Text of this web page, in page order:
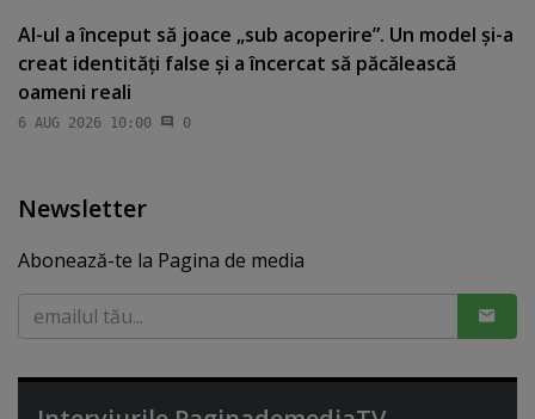
AI-ul a început să joace „sub acoperire”. Un model şi-a
creat identităţi false şi a încercat să păcălească
oameni reali
6 AUG 2026 10:00 0
Newsletter
Abonează-te la Pagina de media